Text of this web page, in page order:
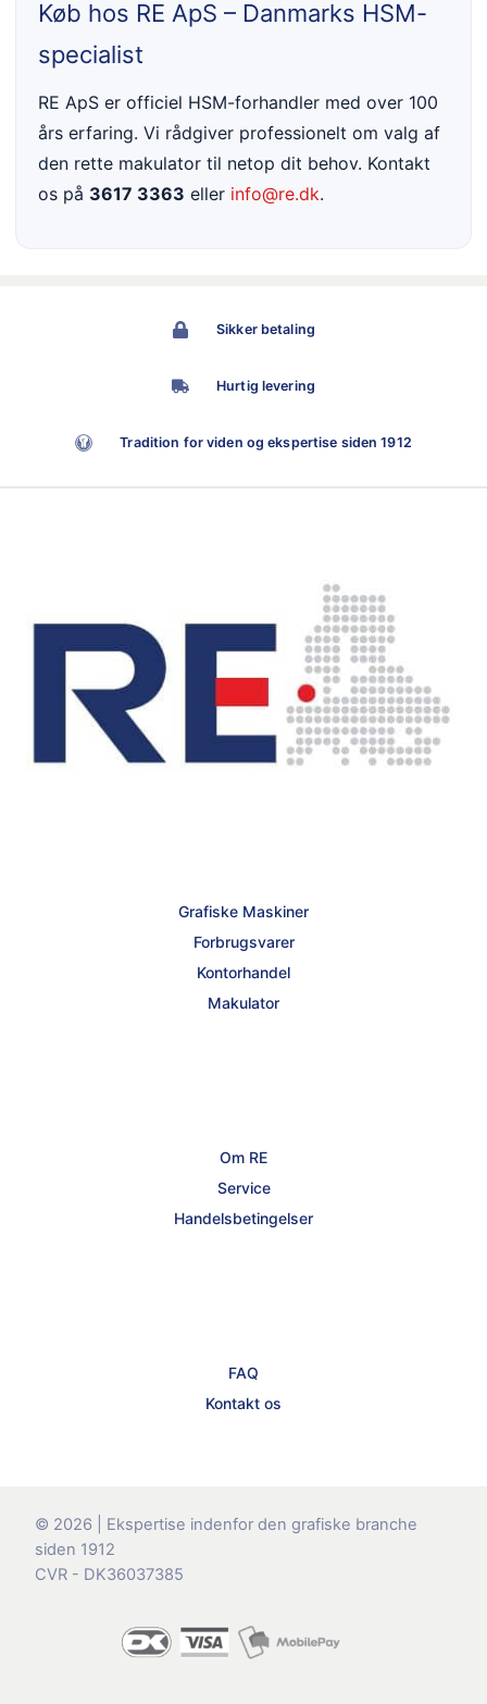
Køb hos RE ApS – Danmarks HSM-
specialist
RE ApS er officiel HSM-forhandler med over 100
års erfaring. Vi rådgiver professionelt om valg af
den rette makulator til netop dit behov. Kontakt
os på 3617 3363 eller info@re.dk.
Sikker betaling
Hurtig levering
Tradition for viden og ekspertise siden 1912
Grafiske Maskiner
Forbrugsvarer
Kontorhandel
Makulator
Om RE
Service
Handelsbetingelser
FAQ
Kontakt os
© 2026 | Ekspertise indenfor den grafiske branche
siden 1912
CVR - DK36037385